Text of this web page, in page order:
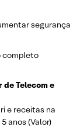
segurança
completo
Telecom e
e receitas na
anos (Valor)